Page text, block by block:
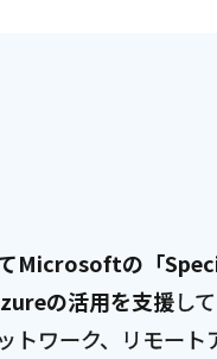
Microsoftの「
の活用を支援し
ワーク、リモート